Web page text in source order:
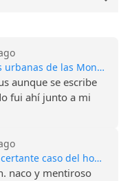
Las terroríficas leyendas urbanas de las Montañas Apalaches
aunque se escribe
fui ahí junto a mi
Joseph Bader: el desconcertante caso del hombre que perdió todos sus recuerdos
naco y mentiroso